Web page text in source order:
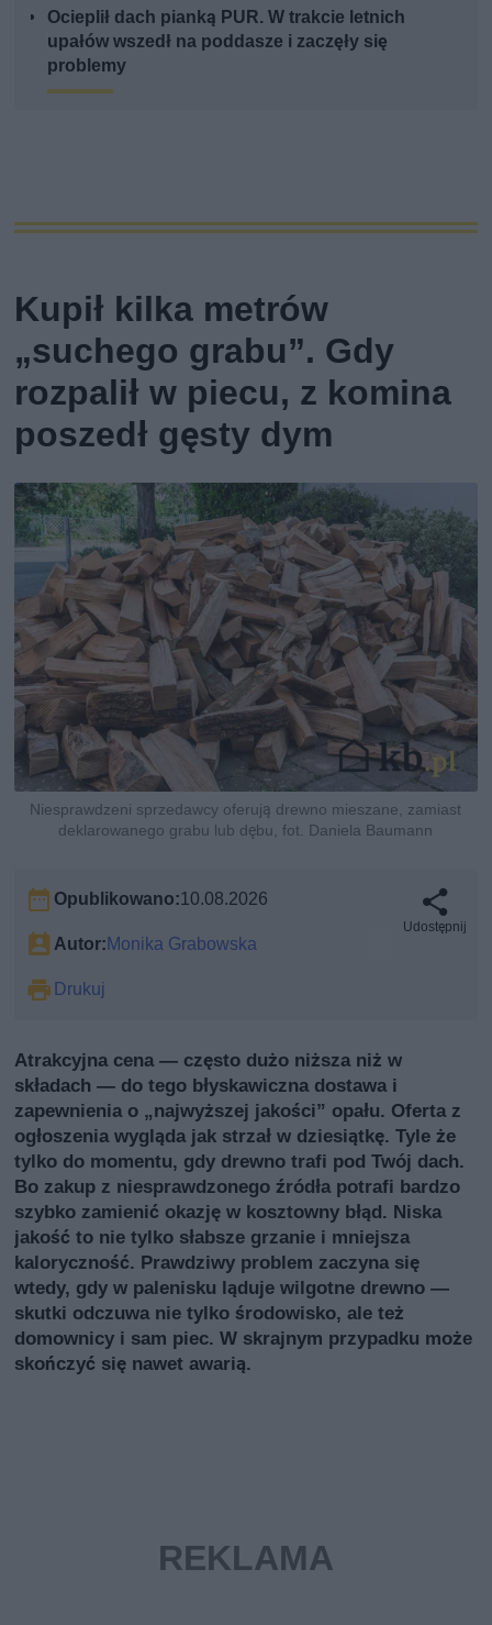
Ocieplił dach pianką PUR. W trakcie letnich
upałów wszedł na poddasze i zaczęły się
problemy
Kupił kilka metrów
„suchego grabu”. Gdy
rozpalił w piecu, z komina
poszedł gęsty dym
Niesprawdzeni sprzedawcy oferują drewno mieszane, zamiast
deklarowanego grabu lub dębu, fot. Daniela Baumann
Opublikowano:10.08.2026
Autor:Monika Grabowska
Drukuj
Udostępnij
Atrakcyjna cena — często dużo niższa niż w
składach — do tego błyskawiczna dostawa i
zapewnienia o „najwyższej jakości” opału. Oferta z
ogłoszenia wygląda jak strzał w dziesiątkę. Tyle że
tylko do momentu, gdy drewno trafi pod Twój dach.
Bo zakup z niesprawdzonego źródła potrafi bardzo
szybko zamienić okazję w kosztowny błąd. Niska
jakość to nie tylko słabsze grzanie i mniejsza
kaloryczność. Prawdziwy problem zaczyna się
wtedy, gdy w palenisku ląduje wilgotne drewno —
skutki odczuwa nie tylko środowisko, ale też
domownicy i sam piec. W skrajnym przypadku może
skończyć się nawet awarią.